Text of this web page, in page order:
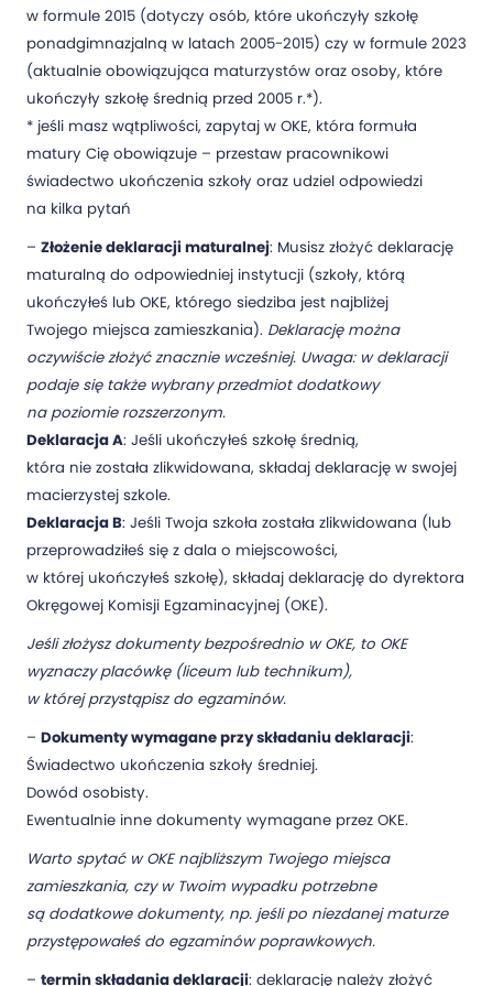
w formule 2015 (dotyczy osób, które ukończyły szkołę
ponadgimnazjalną w latach 2005-2015) czy w formule 2023
(aktualnie obowiązująca maturzystów oraz osoby, które
ukończyły szkołę średnią przed 2005 r.*).
* jeśli masz wątpliwości, zapytaj w OKE, która formuła
matury Cię obowiązuje – przestaw pracownikowi
świadectwo ukończenia szkoły oraz udziel odpowiedzi
na kilka pytań
– Złożenie deklaracji maturalnej: Musisz złożyć deklarację
maturalną do odpowiedniej instytucji (szkoły, którą
ukończyłeś lub OKE, którego siedziba jest najbliżej
Twojego miejsca zamieszkania). Deklarację można
oczywiście złożyć znacznie wcześniej. Uwaga: w deklaracji
podaje się także wybrany przedmiot dodatkowy
na poziomie rozszerzonym.
Deklaracja A: Jeśli ukończyłeś szkołę średnią,
która nie została zlikwidowana, składaj deklarację w swojej
macierzystej szkole.
Deklaracja B: Jeśli Twoja szkoła została zlikwidowana (lub
przeprowadziłeś się z dala o miejscowości,
w której ukończyłeś szkołę), składaj deklarację do dyrektora
Okręgowej Komisji Egzaminacyjnej (OKE).
Jeśli złożysz dokumenty bezpośrednio w OKE, to OKE
wyznaczy placówkę (liceum lub technikum),
w której przystąpisz do egzaminów.
– Dokumenty wymagane przy składaniu deklaracji:
Świadectwo ukończenia szkoły średniej.
Dowód osobisty.
Ewentualnie inne dokumenty wymagane przez OKE.
Warto spytać w OKE najbliższym Twojego miejsca
zamieszkania, czy w Twoim wypadku potrzebne
są dodatkowe dokumenty, np. jeśli po niezdanej maturze
przystępowałeś do egzaminów poprawkowych.
– termin składania deklaracji: deklarację należy złożyć